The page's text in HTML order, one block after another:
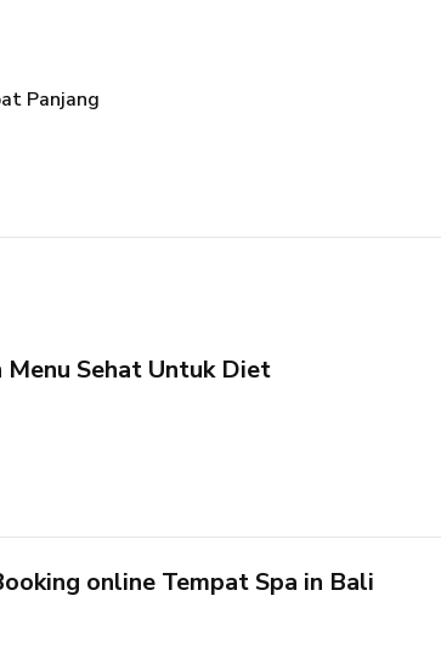
Panjang
Menu Sehat Untuk Diet
online Tempat Spa in Bali